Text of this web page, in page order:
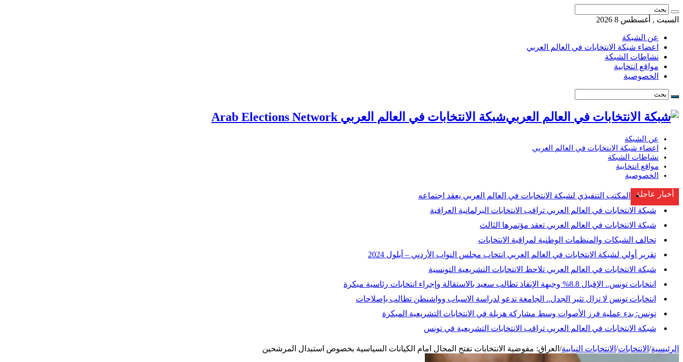
السبت , أغسطس 8 2026
عن الشبكة
اعضاء شبكة الانتخابات في العالم العربي
نشاطات الشبكة
مواقع انتخابية
الخصوصية
شبكة الانتخابات في العالم العربي Arab Elections Network
عن الشبكة
اعضاء شبكة الانتخابات في العالم العربي
نشاطات الشبكة
مواقع انتخابية
الخصوصية
أخبار عاجلة
المكتب التنفيذي لشبكة الانتخابات في العالم العربي يعقد اجتماعه
شبكة الانتخابات في العالم العربي تراقب الانتخابات البرلمانية العراقية
شبكة الانتخابات في العالم العربي تعقد مؤتمرها الثالث
تحالف الشبكات والمنظمات الوطنية لمراقبة الانتخابات
تقرير أولي لشبكة الانتخابات في العالم العربي انتخاب مجلس النواب الأردني – أيلول 2024
شبكة الانتخابات في العالم العربي تلاحظ الانتخابات التشريعية التونسية
انتخابات تونس.. الإقبال 8.8% وجبهة الإنقاذ تطالب سعيد بالاستقالة وإجراء انتخابات رئاسية مبكرة
انتخابات تونس لا تزال تثير الجدل.. الجامعة تدعو لدراسة الاسباب وواشنطن تطالب بإصلاحات
تونس: بدء عملية فرز الأصوات وسط مشاركة هزيلة في الانتخابات التشريعية المبكرة
شبكة الانتخابات في العالم العربي تراقب الانتخابات التشريعية في تونس
الرئيسية/ الانتخابات/ الانتخابات النيابية/ العراق: مفوضية الانتخابات تفتح المجال امام الكيانات السياسية بخصوص استبدال المرشحين